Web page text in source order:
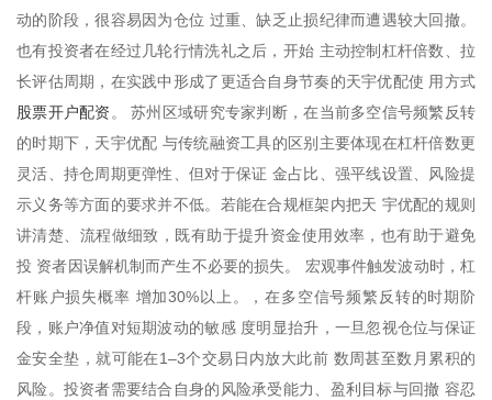
动的阶段，很容易因为仓位 过重、缺乏止损纪律而遭遇较大回撤。
也有投资者在经过几轮行情洗礼之后，开始 主动控制杠杆倍数、拉
长评估周期，在实践中形成了更适合自身节奏的天宇优配使 用方式
股票开户配资 。 苏州区域研究专家判断，在当前多空信号频繁反转
的时期下，天宇优配 与传统融资工具的区别主要体现在杠杆倍数更
灵活、持仓周期更弹性、但对于保证 金占比、强平线设置、风险提
示义务等方面的要求并不低。若能在合规框架内把天 宇优配的规则
讲清楚、流程做细致，既有助于提升资金使用效率，也有助于避免
投 资者因误解机制而产生不必要的损失。 宏观事件触发波动时，杠
杆账户损失概率 增加30%以上。，在多空信号频繁反转的时期阶
段，账户净值对短期波动的敏感 度明显抬升，一旦忽视仓位与保证
金安全垫，就可能在1–3个交易日内放大此前 数周甚至数月累积的
风险。投资者需要结合自身的风险承受能力、盈利目标与回撤 容忍